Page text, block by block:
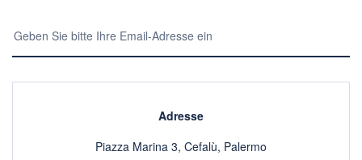
Adresse
Piazza Marina 3, Cefalù, Palermo